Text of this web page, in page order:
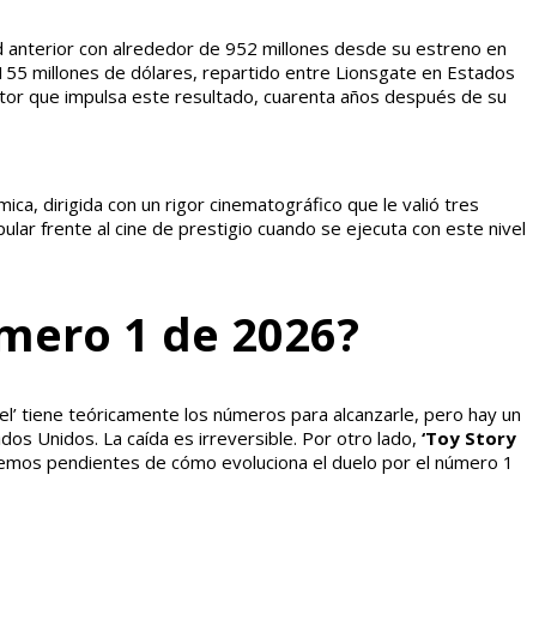
anterior con alrededor de 952 millones desde su estreno en
millones de dólares, repartido entre Lionsgate en Estados
que impulsa este resultado, cuarenta años después de su
dirigida con un rigor cinematográfico que le valió tres
frente al cine de prestigio cuando se ejecuta con este nivel
1 de 2026?
tiene teóricamente los números para alcanzarle, pero hay un
Unidos. La caída es irreversible. Por otro lado, ‘Toy Story
pendientes de cómo evoluciona el duelo por el número 1